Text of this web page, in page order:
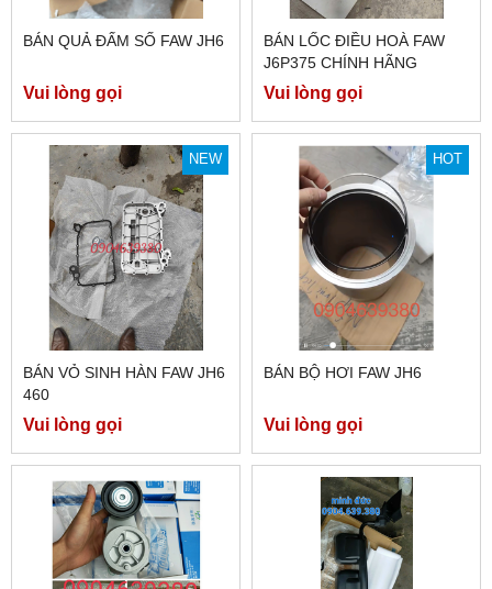
BÁN QUẢ ĐẤM SỐ FAW JH6
Vui lòng gọi
BÁN LỐC ĐIỀU HOÀ FAW
J6P375 CHÍNH HÃNG
Vui lòng gọi
NEW
BÁN VỎ SINH HÀN FAW JH6
460
Vui lòng gọi
HOT
BÁN BỘ HƠI FAW JH6
Vui lòng gọi